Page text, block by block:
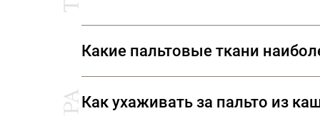
Какие пальтовые ткани
износостойкие. Очень деликатные
Как ухаживать за пальто из